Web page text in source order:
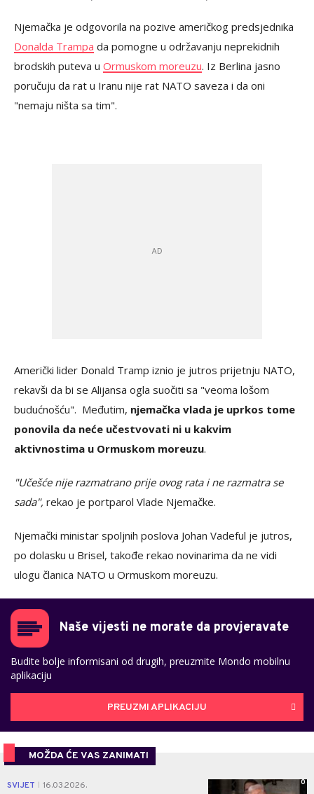
Njemačka je odgovorila na pozive američkog predsjednika
Donalda Trampa da pomogne u održavanju neprekidnih
brodskih puteva u Ormuskom moreuzu. Iz Berlina jasno
poručuju da rat u Iranu nije rat NATO saveza i da oni
"nemaju ništa sa tim".
Američki lider Donald Tramp iznio je jutros prijetnju NATO,
rekavši da bi se Alijansa ogla suočiti sa "veoma lošom
budućnošću". Međutim, njemačka vlada je uprkos tome
ponovila da neće učestvovati ni u kakvim
aktivnostima u Ormuskom moreuzu.
"Učešće nije razmatrano prije ovog rata i ne razmatra se
sada", rekao je portparol Vlade Njemačke.
Njemački ministar spoljnih poslova Johan Vadeful je jutros,
po dolasku u Brisel, takođe rekao novinarima da ne vidi
ulogu članica NATO u Ormuskom moreuzu.
Naše vijesti ne morate da provjeravate
Budite bolje informisani od drugih, preuzmite Mondo mobilnu
aplikaciju
PREUZMI APLIKACIJU
MOŽDA ĆE VAS ZANIMATI
SVIJET 16.03.2026. 0